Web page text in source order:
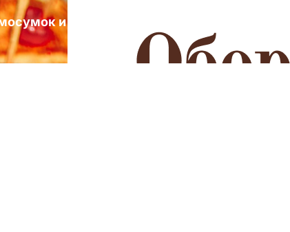
и посуды для выездных мероприятий